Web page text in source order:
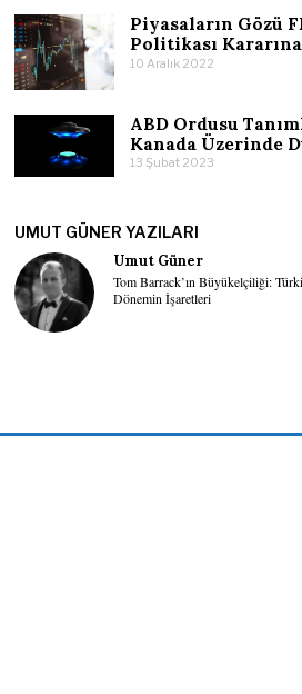
Piyasaların Gözü
Politikası
10 Aralık 2022
ABD Ordusu
Kanada Üzerinde
13 Şubat 2023
UMUT GÜNER YAZILARI
Umut Güner
Tom Barrack’ın Büyükelçiliği:
Dönemin İşaretleri